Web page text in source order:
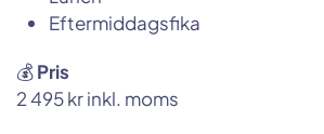
Eftermiddagsfika
💰Pris
2 495 kr inkl. moms